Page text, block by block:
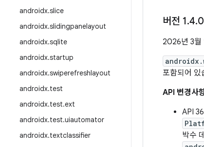
androidx.slice
androidx.slidingpanelayout
androidx.sqlite
androidx.startup
androidx.swiperefreshlayout
androidx.test
androidx.test.ext
androidx.test.uiautomator
androidx.textclassifier
버전 1.4.
2026년 3월
포함되어 있
API 변경사
API
박수